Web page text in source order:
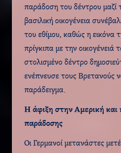
παράδοση του δέντρου μαζί
βασιλική οικογένεια
του εθίμου, καθώς η εικόνα
πρίγκιπα με την οικογένειά
στολισμένο δέντρο
ενέπνευσε τους Βρετανούς
παράδειγμα.
Η άφιξη στην Αμερική και
παράδοσης
Οι Γερμανοί μετανάστες